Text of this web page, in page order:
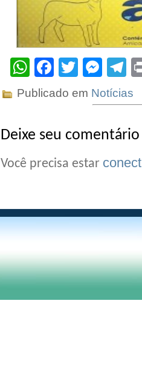
WhatsApp
Facebook
Twitter
Publicado em Notícias
Deixe seu comentário
Você precisa estar